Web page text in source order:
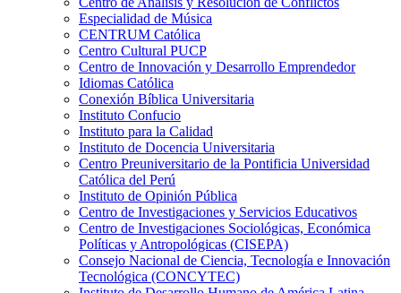
Especialidad de Música
CENTRUM Católica
Centro Cultural PUCP
Centro de Innovación y Desarrollo Emprendedor
Idiomas Católica
Conexión Bíblica Universitaria
Instituto Confucio
Instituto para la Calidad
Instituto de Docencia Universitaria
Centro Preuniversitario de la Pontificia Universidad
Católica del Perú
Instituto de Opinión Pública
Centro de Investigaciones y Servicios Educativos
Centro de Investigaciones Sociológicas, Económica
Políticas y Antropológicas (CISEPA)
Consejo Nacional de Ciencia, Tecnología e Innovación
Tecnológica (CONCYTEC)